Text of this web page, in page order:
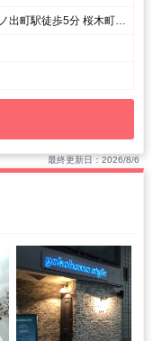
ＪＲ桜木町駅徒歩5分 京浜急行日ノ出町駅徒歩5分 桜木町駅から175m
最終更新日：2026/8/6